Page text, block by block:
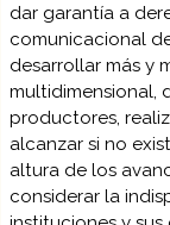
dar garantía a
comunicacional
desarrollar más y
multidimensional,
productores,
alcanzar si no
altura de los
considerar la